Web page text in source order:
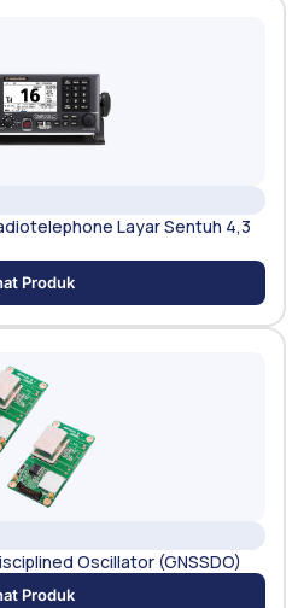
Layar Sentuh 4,3
Produk
Oscillator (GNSSDO)
Produk